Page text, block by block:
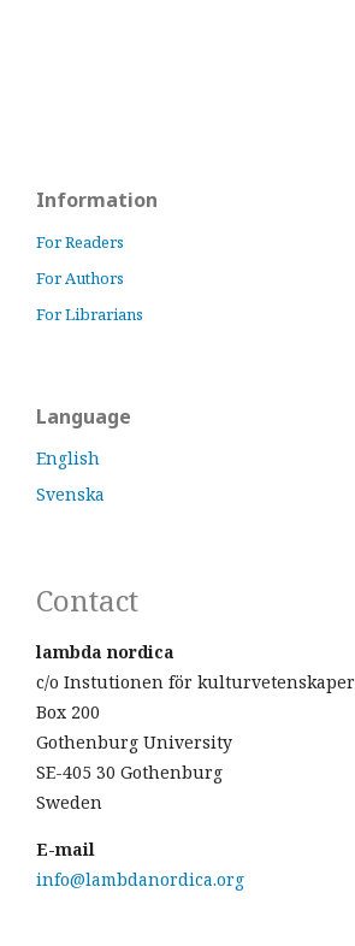
Information
For Readers
For Authors
For Librarians
Language
English
Svenska
Contact
lambda nordica
c/o Instutionen för kulturvetenskaper
Box 200
Gothenburg University
SE-405 30 Gothenburg
Sweden
E-mail
info@lambdanordica.org